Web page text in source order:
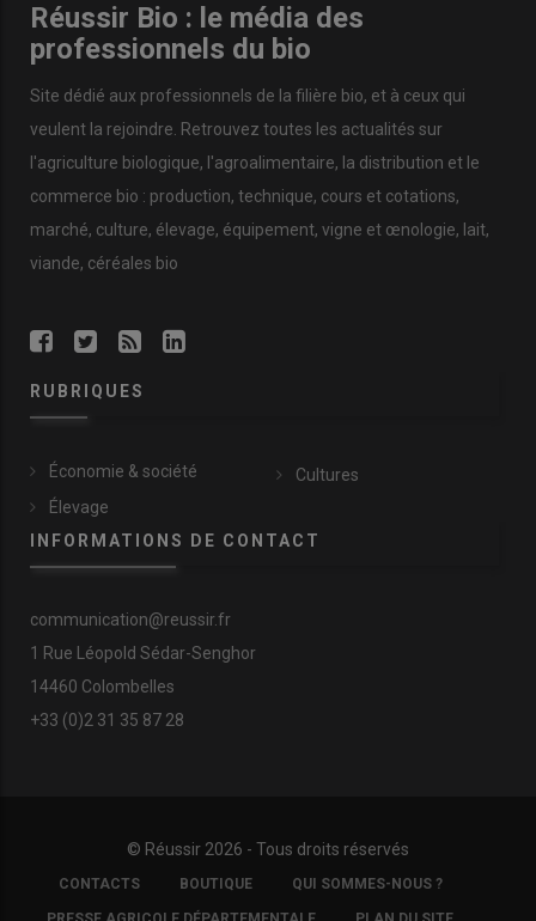
Réussir Bio : le média des
professionnels du bio
Site dédié aux professionnels de la filière bio, et à ceux qui
veulent la rejoindre. Retrouvez toutes les actualités sur
l'agriculture biologique, l'agroalimentaire, la distribution et le
commerce bio : production, technique, cours et cotations,
marché, culture, élevage, équipement, vigne et œnologie, lait,
viande, céréales bio
RUBRIQUES
Économie & société
Élevage
Cultures
INFORMATIONS DE CONTACT
communication@reussir.fr
1 Rue Léopold Sédar-Senghor
14460 Colombelles
+33 (0)2 31 35 87 28
© Réussir 2026 - Tous droits réservés
FOOTER
COPYRIGHT
CONTACTS BOUTIQUE QUI SOMMES-NOUS ?